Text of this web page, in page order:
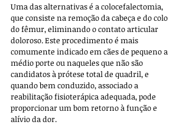
Uma das alternativas é a colocefalectomia,
que consiste na remoção da cabeça e do colo
do fêmur, eliminando o contato articular
doloroso. Este procedimento é mais
comumente indicado em cães de pequeno a
médio porte ou naqueles que não são
candidatos à prótese total de quadril, e
quando bem conduzido, associado a
reabilitação fisioterápica adequada, pode
proporcionar um bom retorno à função e
alívio da dor.